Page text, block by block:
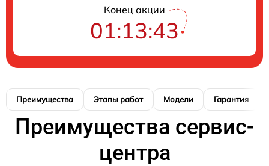
Конец акции
01:13:42
Преимущества Этапы работ Модели Гарантия
Преимущества сервис-
центра